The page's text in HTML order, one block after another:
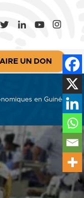
UN DON
en Guinée